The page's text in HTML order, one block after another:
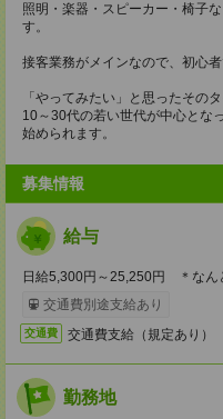
照明・楽器・スピーカー・椅子
す。
接客業務がメインなので、初心者
「やってみたい」と思ったその
10～30代の若い世代が中心とな
始められます。
募集情報
給与
日給5,300円～25,250円 ＊なん
交通費別途支給あり
交通費 交通費支給（規定あり）
勤務地